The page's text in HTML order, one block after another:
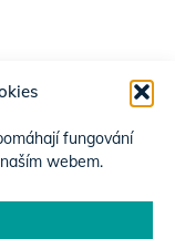
fungování
webem.